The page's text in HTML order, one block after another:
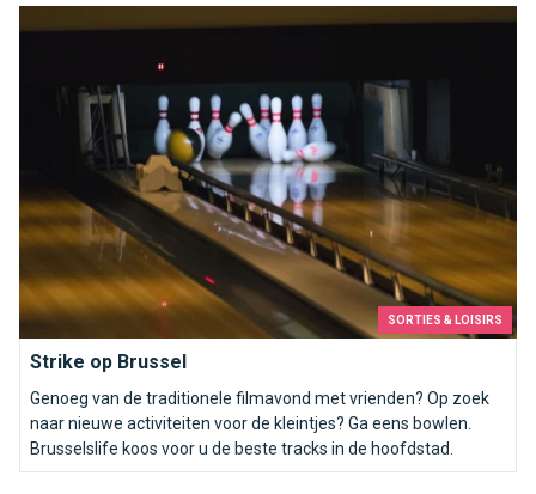
SORTIES & LOISIRS
Strike op Brussel
Genoeg van de traditionele filmavond met vrienden? Op zoek
naar nieuwe activiteiten voor de kleintjes? Ga eens bowlen.
Brusselslife koos voor u de beste tracks in de hoofdstad.